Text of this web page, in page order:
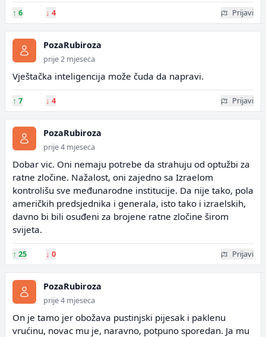
↑ 6 ↓ 4 Prijavi
PozaRubiroza
prije 2 mjeseca
Vještačka inteligencija može čuda da napravi.
↑ 7 ↓ 4 Prijavi
PozaRubiroza
prije 4 mjeseca
Dobar vic. Oni nemaju potrebe da strahuju od optužbi za
ratne zločine. Nažalost, oni zajedno sa Izraelom
kontrolišu sve međunarodne institucije. Da nije tako, pola
američkih predsjednika i generala, isto tako i izraelskih,
davno bi bili osuđeni za brojene ratne zločine širom
svijeta.
↑ 25 ↓ 0 Prijavi
PozaRubiroza
prije 4 mjeseca
On je tamo jer obožava pustinjski pijesak i paklenu
vrućinu, novac mu je, naravno, potpuno sporedan. Ja mu